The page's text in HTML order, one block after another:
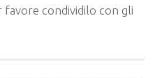
favore condividilo con gli